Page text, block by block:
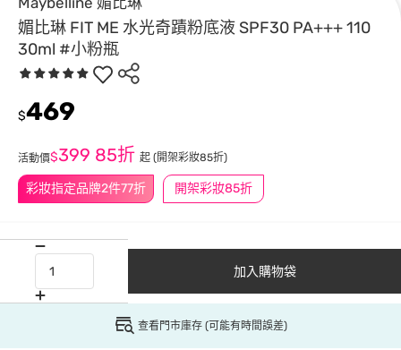
媚比琳 FIT ME 水光奇蹟粉底液 SPF30 PA+++ 110
30ml #小粉瓶
彩妝指定品牌2件77折 開架彩妝85折
$469
活動價$399 85折 起 (開架彩妝85折)
加入購物袋
查看門市庫存 (可能有時間誤差)